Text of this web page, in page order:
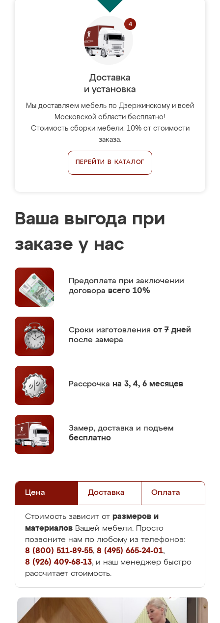
Доставка
и установка
Мы доставляем мебель по Дзержинскому и всей
Московской области бесплатно!
Стоимость сборки мебели: 10% от стоимости
заказа.
ПЕРЕЙТИ В КАТАЛОГ
Ваша выгода при
заказе у нас
Предоплата при заключении
договора всего 10%
Сроки изготовления от 7 дней
после замера
Рассрочка на 3, 4, 6 месяцев
Замер, доставка и подъем
бесплатно
Цена Доставка Оплата
Стоимость зависит от размеров и
материалов Вашей мебели. Просто
позвоните нам по любому из телефонов:
8 (800) 511-89-55, 8 (495) 665-24-01,
8 (926) 409-68-13, и наш менеджер быстро
рассчитает стоимость.